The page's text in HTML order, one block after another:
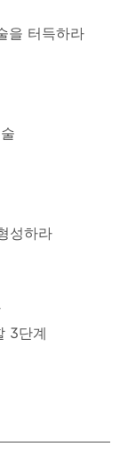
을 터득하라
성하라
3단계